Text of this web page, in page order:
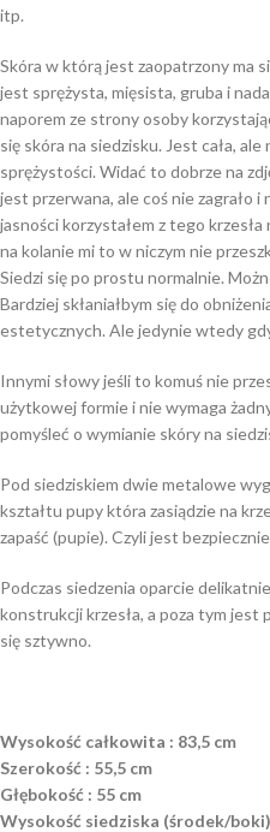
itp.
Skóra w którą jest zaopatrzony ma
jest sprężysta, mięsista, gruba i
naporem ze strony osoby
się skóra na siedzisku. Jest cała,
sprężystości. Widać to dobrze na
jest przerwana, ale coś nie zagrało
jasności korzystałem z tego
na kolanie mi to w niczym nie
Siedzi się po prostu normalnie.
Bardziej skłaniałbym się do
estetycznych. Ale jedynie wtedy
Innymi słowy jeśli to komuś nie
użytkowej formie i nie wymaga
pomyśleć o wymianie skóry na
Pod siedziskiem dwie metalowe
kształtu pupy która zasiądzie na
zapaść (pupie). Czyli jest
Podczas siedzenia oparcie
konstrukcji krzesła, a poza tym jest
się sztywno.
Wysokość całkowita : 83,5 cm
Szerokość : 55,5 cm
Głębokość : 55 cm
Wysokość siedziska (środek/